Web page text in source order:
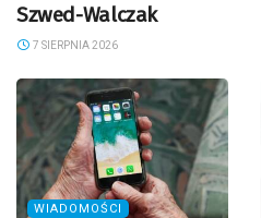
Szwed-Walczak
7 SIERPNIA 2026
WIADOMOŚCI